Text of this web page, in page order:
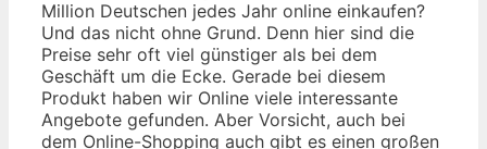
Million Deutschen jedes Jahr online einkaufen?
Und das nicht ohne Grund. Denn hier sind die
Preise sehr oft viel günstiger als bei dem
Geschäft um die Ecke. Gerade bei diesem
Produkt haben wir Online viele interessante
Angebote gefunden. Aber Vorsicht, auch bei
dem Online-Shopping auch gibt es einen großen